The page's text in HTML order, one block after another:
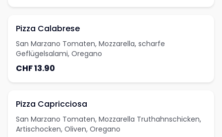
Pizza Calabrese
San Marzano Tomaten, Mozzarella, scharfe
Geflügelsalami, Oregano
CHF 13.90
Pizza Capricciosa
San Marzano Tomaten, Mozzarella Truthahnschicken,
Artischocken, Oliven, Oregano